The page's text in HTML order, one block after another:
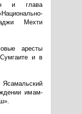
и глава
Мехти
аресты
и в
Ясамальский
имам-